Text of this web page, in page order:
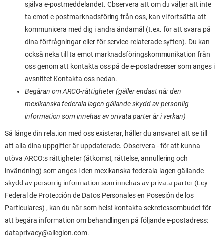
själva e-postmeddelandet. Observera att om du väljer att inte
ta emot e-postmarknadsföring från oss, kan vi fortsätta att
kommunicera med dig i andra ändamål (t.ex. för att svara på
dina förfrågningar eller för service-relaterade syften). Du kan
också neka till ta emot marknadsföringskommunikation från
oss genom att kontakta oss på de e-postadresser som anges i
avsnittet Kontakta oss nedan.
Begäran om ARCO-rättigheter (gäller endast när den
mexikanska federala lagen gällande skydd av personlig
information som innehas av privata parter är i verkan)
Så länge din relation med oss existerar, håller du ansvaret att se till
att alla dina uppgifter är uppdaterade. Observera - för att kunna
utöva ARCO:s rättigheter (åtkomst, rättelse, annullering och
invändning) som anges i den mexikanska federala lagen gällande
skydd av personlig information som innehas av privata parter (Ley
Federal de Protección de Datos Personales en Posesión de los
Particulares) , kan du när som helst kontakta sekretessombudet för
att begära information om behandlingen på följande e-postadress:
dataprivacy@allegion.com.